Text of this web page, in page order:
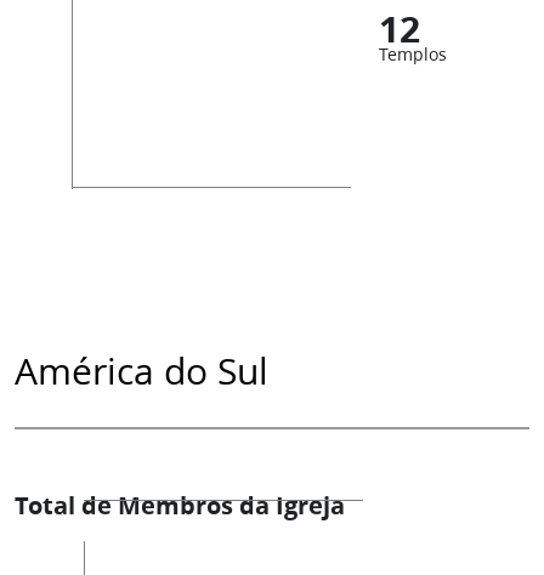
12
Templos
América do Sul
Total de Membros da Igreja